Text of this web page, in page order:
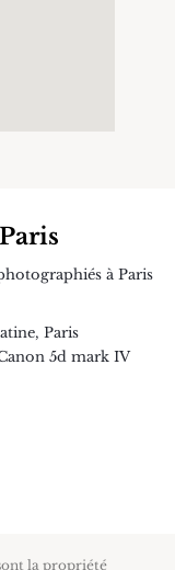
à Paris
Paris
5d mark IV
la propriété